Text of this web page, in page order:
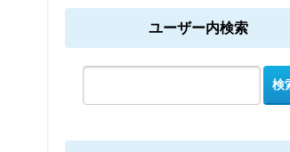
ユーザー内検索